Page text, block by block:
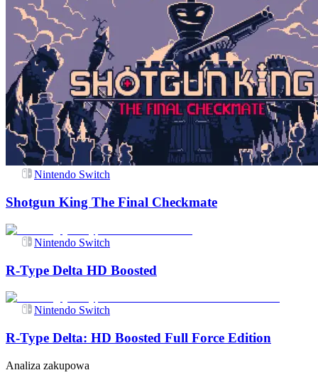
Nintendo Switch
Shotgun King The Final Checkmate
Nintendo Switch
R-Type Delta HD Boosted
Nintendo Switch
R-Type Delta: HD Boosted Full Force Edition
Analiza zakupowa